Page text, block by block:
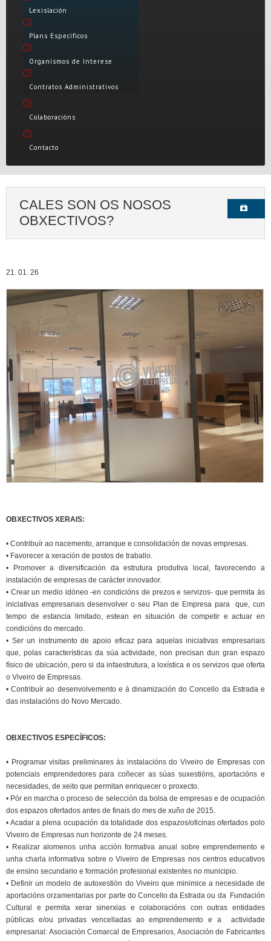
Lexislación
Plans Específicos
Organismos de Interese
Contratos Administrativos
Colaboracións
Contacto
CALES SON OS NOSOS
OBXECTIVOS?
21. 01. 26
OBXECTIVOS XERAIS:
• Contribuír ao nacemento, arranque e consolidación de novas empresas.
• Favorecer a xeración de postos de traballo.
• Promover a diversificación da estrutura produtiva local, favorecendo a
instalación de empresas de carácter innovador.
• Crear un medio idóneo -en condicións de prezos e servizos- que permita ás
iniciativas empresariais desenvolver o seu Plan de Empresa para que, cun
tempo de estancia limitado, estean en situación de competir e actuar en
condicións do mercado.
• Ser un instrumento de apoio eficaz para aquelas iniciativas empresariais
que, polas características da súa actividade, non precisan dun gran espazo
físico de ubicación, pero si da infaestrutura, a loxística e os servizos que oferta
o Viveiro de Empresas.
• Contribuír ao desenvolvemento e á dinamización do Concello da Estrada e
das instalacións do Novo Mercado.
OBXECTIVOS ESPECÍFICOS:
• Programar visitas preliminares ás instalacións do Viveiro de Empresas con
potenciais emprendedores para coñecer as súas suxestións, aportacións e
necesidades, de xeito que permitan enriquecer o proxecto.
• Pór en marcha o proceso de selección da bolsa de empresas e de ocupación
dos espazos ofertados antes de finais do mes de xuño de 2015.
• Acadar a plena ocupación da totalidade dos espazos/oficinas ofertados polo
Viveiro de Empresas nun horizonte de 24 meses.
• Realizar alomenos unha acción formativa anual sobre emprendemento e
unha charla informativa sobre o Viveiro de Empresas nos centros educativos
de ensino secundario e formación profesional existentes no municipio.
• Definir un modelo de autoxestión do Viveiro que minimice a necesidade de
aportacións orzamentarias por parte do Concello da Estrada ou da Fundación
Cultural e permita xerar sinerxias e colaboracións con outras entidades
públicas e/ou privadas vencelladas ao emprendemento e a actividade
empresarial: Asociación Comarcal de Empresarios, Asociación de Fabricantes